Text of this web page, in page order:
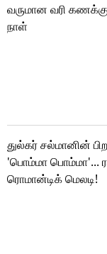
வருமான வரி
நாள்
துல்கர் சல்மானின்
'பொம்மா பொம்மா'...
ரொமான்டிக் மெலடி!